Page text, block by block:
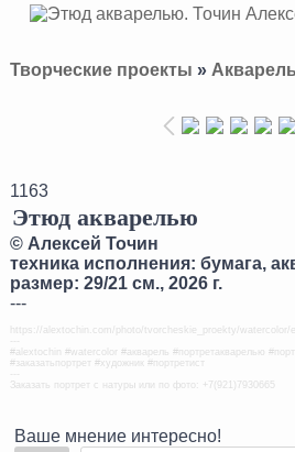
Творческие проекты » Акварель
1163
Этюд акварелью
© Алексей Точин
техника исполнения: бумага,
размер: 29/21 см., 2026 г.
---
https://alextochin.com/photo/tvorcheskie_proekty/watercolor/
#alextochin #watercolor #акварель #портретакварелью
#заказатьпортрет #художник #портретист
Заказать портрет с натуры или по фото: +7(921)7930665
Ваше мнение интересно!